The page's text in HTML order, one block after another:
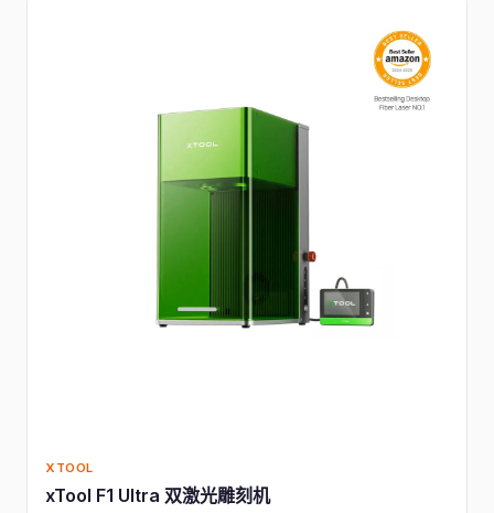
XTOOL
xTool F1 Ultra 双激光雕刻机